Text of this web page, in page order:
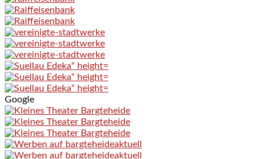
Google